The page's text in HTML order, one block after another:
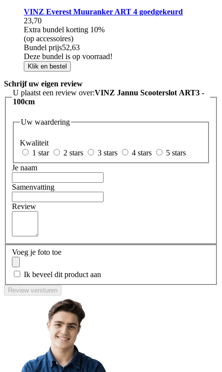
VINZ Everest Muuranker ART 4 goedgekeurd
23,70
Extra bundel korting 10%
(op accessoires)
Bundel prijs52,63
Deze bundel is op voorraad!
Klik en bestel
Schrijf uw eigen review
U plaatst een review over:VINZ Jannu Scooterslot ART3 -
100cm
Uw waardering
Kwaliteit
1 star
2 stars 3 stars 4 stars
5 stars
Je naam
Samenvatting
Review
Voeg je foto toe
Ik beveel dit product aan
Review versturen